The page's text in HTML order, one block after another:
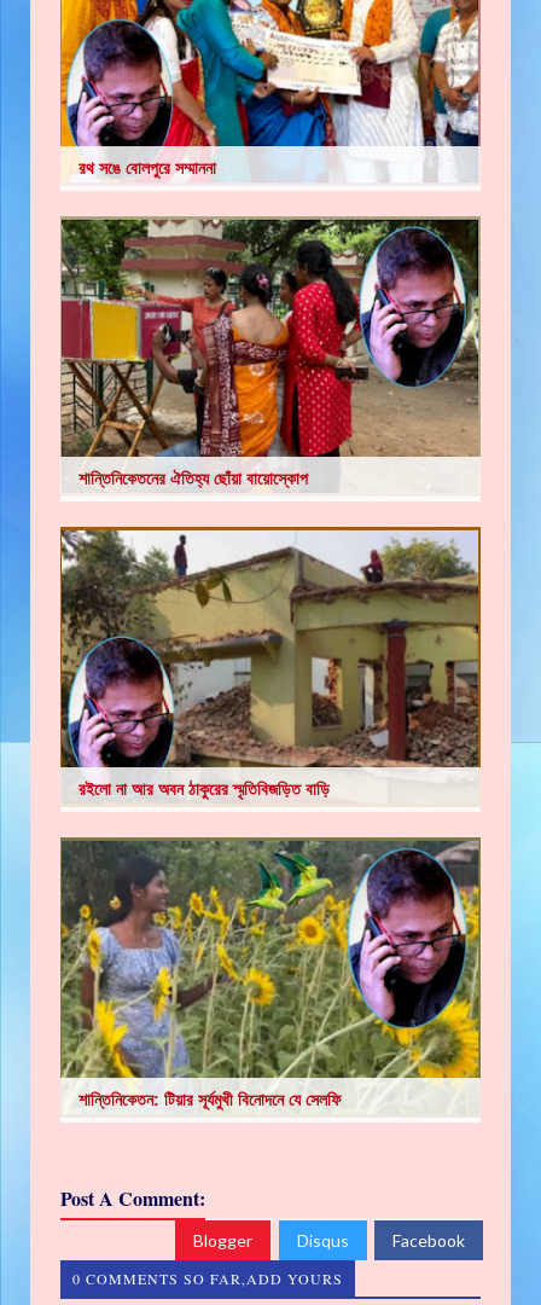
রথ সঙে বোলপুরে সম্মাননা
শান্তিনিকেতনের ঐতিহ্য ছোঁয়া বায়োস্কোপ
রইলো না আর অবন ঠাকুরের স্মৃতিবিজড়িত বাড়ি
শান্তিনিকেতন: টিয়ার সূর্যমুখী বিনোদনে যে সেলফি
Post A Comment:
Blogger Disqus Facebook
0 COMMENTS SO FAR,ADD YOURS